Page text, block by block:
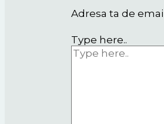
Adresa ta de
Type here..